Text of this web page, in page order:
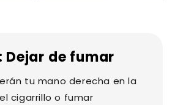
Dejar de fumar
tu mano derecha en la
cigarrillo o fumar